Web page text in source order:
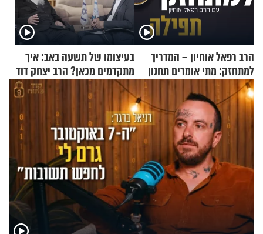
הרב רפאל אוחיון – המדריך
למתחזק: מתי אומרים תחנון
ואיך עולים לתורה?
בעיצומו של תשעה באב: איך
מתקדמים מכאן? הרב יצחק דוד
גרוסמן בשיחה מיוחדת